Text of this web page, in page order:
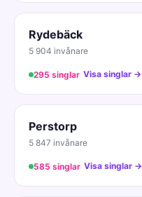
Rydebäck
5 904 invånare
295 singlar Visa singlar →
Perstorp
5 847 invånare
585 singlar Visa singlar →